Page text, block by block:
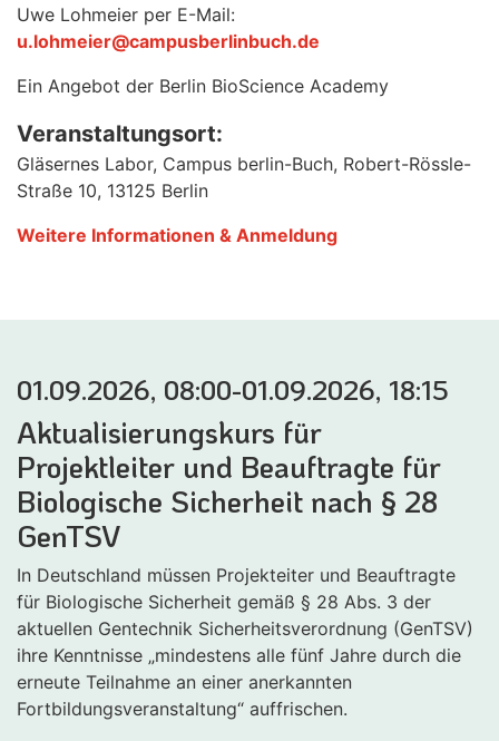
Uwe Lohmeier per E-Mail:
u.lohmeier@campusberlinbuch.de
Ein Angebot der Berlin BioScience Academy
Veranstaltungsort:
Gläsernes Labor, Campus berlin-Buch, Robert-Rössle-
Straße 10, 13125 Berlin
Weitere Informationen & Anmeldung
01.09.2026, 08:00-01.09.2026, 18:15
Aktualisierungskurs für
Projektleiter und Beauftragte für
Biologische Sicherheit nach § 28
GenTSV
In Deutschland müssen Projekteiter und Beauftragte
für Biologische Sicherheit gemäß § 28 Abs. 3 der
aktuellen Gentechnik Sicherheitsverordnung (GenTSV)
ihre Kenntnisse „mindestens alle fünf Jahre durch die
erneute Teilnahme an einer anerkannten
Fortbildungsveranstaltung“ auffrischen.